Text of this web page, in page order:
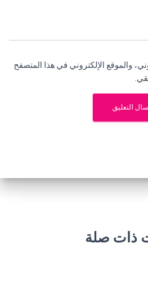
والموقع الإلكتروني في هذا المتصفح
ذات صلة